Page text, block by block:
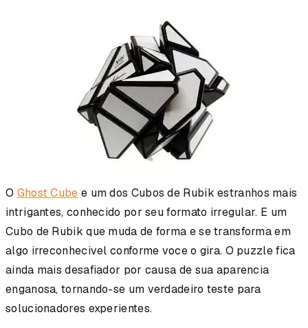
O Ghost Cube e um dos Cubos de Rubik estranhos mais
intrigantes, conhecido por seu formato irregular. E um
Cubo de Rubik que muda de forma e se transforma em
algo irreconhecivel conforme voce o gira. O puzzle fica
ainda mais desafiador por causa de sua aparencia
enganosa, tornando-se um verdadeiro teste para
solucionadores experientes.